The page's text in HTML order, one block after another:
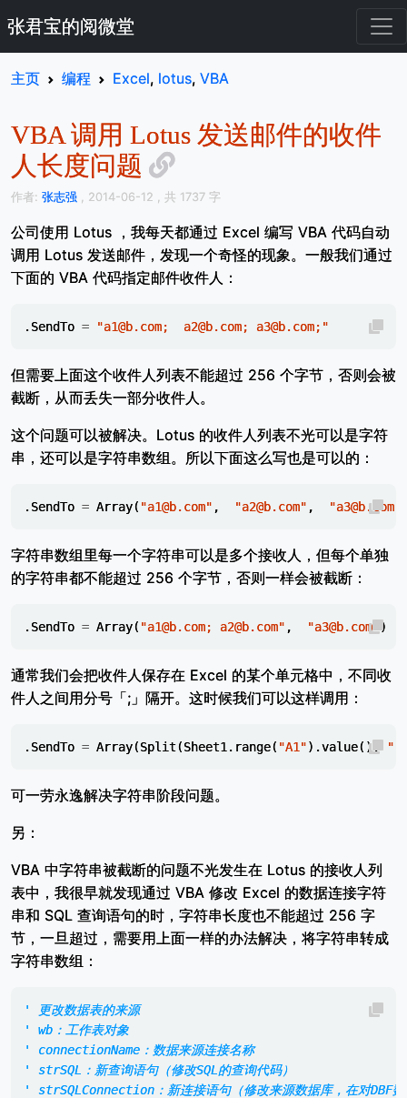
张君宝的阅微堂
主页 编程 Excel, lotus, VBA
VBA 调用 Lotus 发送邮件的收件
人长度问题
作者: 张志强 , 2014-06-12 , 共 1737 字
公司使用 Lotus ，我每天都通过 Excel 编写 VBA 代码自动
调用 Lotus 发送邮件，发现一个奇怪的现象。一般我们通过
下面的 VBA 代码指定邮件收件人：
.SendTo = "a1@b.com;  a2@b.com; a3@b.com;"
但需要上面这个收件人列表不能超过 256 个字节，否则会被
截断，从而丢失一部分收件人。
这个问题可以被解决。Lotus 的收件人列表不光可以是字符
串，还可以是字符串数组。所以下面这么写也是可以的：
.SendTo = Array( "a1@b.com" , "a2@b.com" , "a3@b.com"
字符串数组里每一个字符串可以是多个接收人，但每个单独
的字符串都不能超过 256 个字节，否则一样会被截断：
.SendTo = Array( "a1@b.com; a2@b.com" , "a3@b.com" )
通常我们会把收件人保存在 Excel 的某个单元格中，不同收
件人之间用分号「;」隔开。这时候我们可以这样调用：
.SendTo = Array(Split(Sheet1 . range( "A1").value(),
可一劳永逸解决字符串阶段问题。
另：
VBA 中字符串被截断的问题不光发生在 Lotus 的接收人列
表中，我很早就发现通过 VBA 修改 Excel 的数据连接字符
串和 SQL 查询语句的时，字符串长度也不能超过 256 字
节，一旦超过，需要用上面一样的办法解决，将字符串转成
字符串数组：
' 更改数据表的来源
' wb：工作表对象
' connectionName：数据来源连接名称
' strSQL：新查询语句（修改SQL的查询代码）
' strSQLConnection：新连接语句（修改来源数据库，在对DBF数